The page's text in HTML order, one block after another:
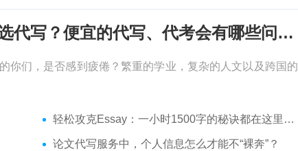
考试周，作业季又来了，该如何选代写？便宜的代写、代考会有哪些问题？
你们，是否感到疲倦？繁重的学业，复杂的人文以及跨国的
轻松攻克Essay：一小时1500字的秘诀都在这里了！
论文代写服务中，个人信息怎么才能不“裸奔”？